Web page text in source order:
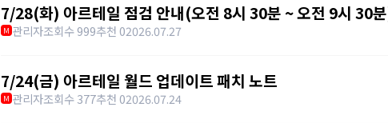
7/28(화) 아르테일 점검 안내(오전 8시 30분 ~ 오전 9시 30
M 관리자조회수 999추천 02026.07.27
7/24(금) 아르테일 월드 업데이트 패치 노트
M 관리자조회수 377추천 02026.07.24